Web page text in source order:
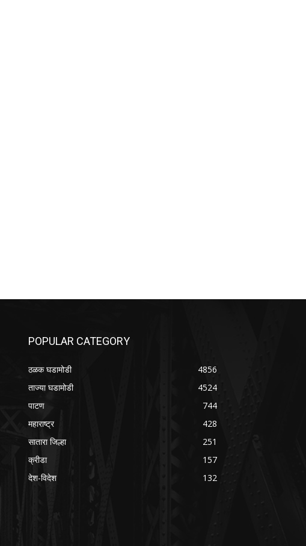
POPULAR CATEGORY
ठळक घडामोडी
4856
ताज्या घडामोडी
4524
पाटण
744
महाराष्ट्र
428
सातारा जिल्हा
251
क्रीडा
157
देश-विदेश
132